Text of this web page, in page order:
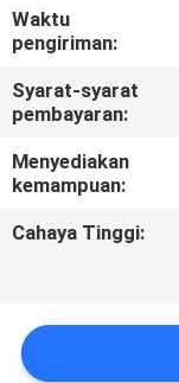
HUBUNGI
KAMI
BERITA
KASUS
QUOTE
REQUEST
Waktu
pengiriman:
Syarat-syarat
pembayaran:
Menyediakan
kemampuan:
Cahaya Tinggi: